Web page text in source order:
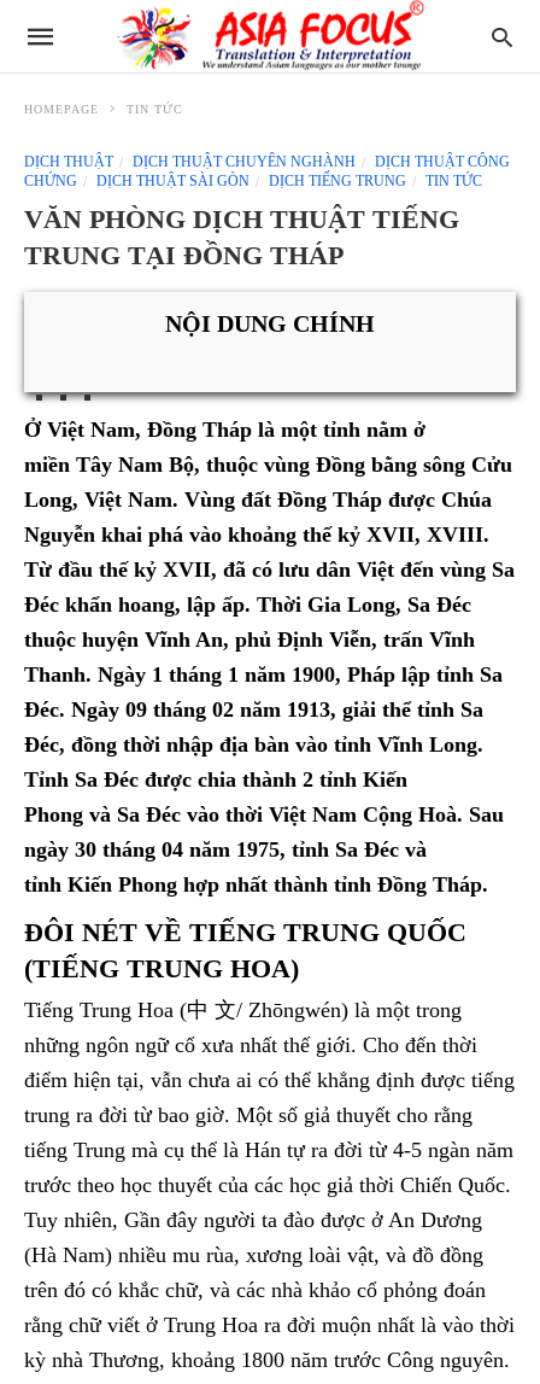
HOMEPAGE TIN TỨC
DỊCH THUẬT DỊCH THUẬT CHUYÊN NGHÀNH
DỊCH THUẬT CÔNG
CHỨNG
DỊCH THUẬT SÀI GÒN DỊCH TIẾNG TRUNG TIN TỨC
VĂN PHÒNG DỊCH THUẬT TIẾNG
TRUNG TẠI ĐỒNG THÁP
NỘI DUNG CHÍNH
Ở Việt Nam, Đồng Tháp là một tỉnh nằm ở
miền Tây Nam Bộ, thuộc vùng Đồng bằng sông Cửu
Long, Việt Nam. Vùng đất Đồng Tháp được Chúa
Nguyễn khai phá vào khoảng thế kỷ XVII, XVIII.
Từ đầu thế kỷ XVII, đã có lưu dân Việt đến vùng Sa
Đéc khẩn hoang, lập ấp. Thời Gia Long, Sa Đéc
thuộc huyện Vĩnh An, phủ Định Viễn, trấn Vĩnh
Thanh. Ngày 1 tháng 1 năm 1900, Pháp lập tỉnh Sa
Đéc. Ngày 09 tháng 02 năm 1913, giải thể tỉnh Sa
Đéc, đồng thời nhập địa bàn vào tỉnh Vĩnh Long.
Tỉnh Sa Đéc được chia thành 2 tỉnh Kiến
Phong và Sa Đéc vào thời Việt Nam Cộng Hoà. Sau
ngày 30 tháng 04 năm 1975, tỉnh Sa Đéc và
tỉnh Kiến Phong hợp nhất thành tỉnh Đồng Tháp.
ĐÔI NÉT VỀ TIẾNG TRUNG QUỐC
(TIẾNG TRUNG HOA)
Tiếng Trung Hoa (中 文/ Zhōngwén) là một trong
những ngôn ngữ cổ xưa nhất thế giới. Cho đến thời
điểm hiện tại, vẫn chưa ai có thể khẳng định được tiếng
trung ra đời từ bao giờ. Một số giả thuyết cho rằng
tiếng Trung mà cụ thể là Hán tự ra đời từ 4-5 ngàn năm
trước theo học thuyết của các học giả thời Chiến Quốc.
Tuy nhiên, Gần đây người ta đào được ở An Dương
(Hà Nam) nhiều mu rùa, xương loài vật, và đồ đồng
trên đó có khắc chữ, và các nhà khảo cổ phỏng đoán
rằng chữ viết ở Trung Hoa ra đời muộn nhất là vào thời
kỳ nhà Thương, khoảng 1800 năm trước Công nguyên.